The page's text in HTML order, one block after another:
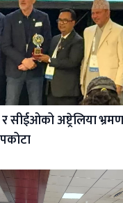
सीईओको अष्ट्रेलिया